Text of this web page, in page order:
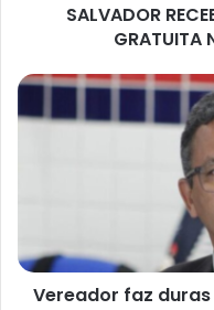
SALVADOR
GRATUITA
Vereador
Vereador faz